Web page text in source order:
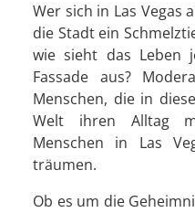
Wer sich in Las Vegas
die Stadt ein
wie sieht das Leben
Fassade aus?
Menschen, die in
Welt ihren Alltag
Menschen in Las
träumen.
Ob es um die